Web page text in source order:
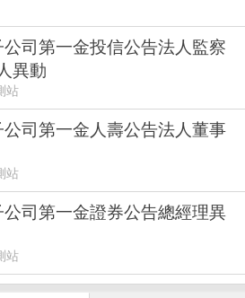
司第一金投信公告法人監察
異動
站
司第一金人壽公告法人董事
站
司第一金證券公告總經理異
站